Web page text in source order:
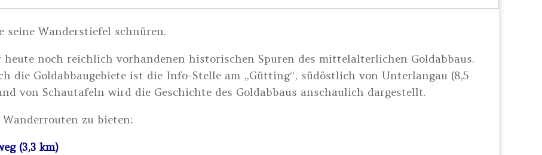
seine Wanderstiefel schnüren.
noch reichlich vorhandenen historischen Spuren des mittelalterlichen Goldabbaus.
die Goldabbaugebiete ist die Info-Stelle am „Gütting“, südöstlich von Unterlangau (8,5
von Schautafeln wird die Geschichte des Goldabbaus anschaulich dargestellt.
zu bieten:
(3,3 km)